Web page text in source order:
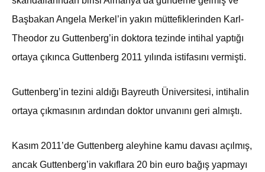
Başbakan Angela Merkel’in yakın müttefiklerinden Karl-
Theodor zu Guttenberg’in doktora tezinde intihal yaptığı
ortaya çıkınca Guttenberg 2011 yılında istifasını vermişti.
Guttenberg’in tezini aldığı Bayreuth Üniversitesi, intihalin
ortaya çıkmasının ardından doktor unvanını geri almıştı.
Kasım 2011’de Guttenberg aleyhine kamu davası açılmış,
ancak Guttenberg’in vakıflara 20 bin euro bağış yapmayı